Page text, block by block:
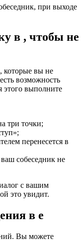
при выходе
в , чтобы не
которые вы не
возможность
этого выполните
три точки;
перенесется в
собеседник не
с вашим
это увидит.
в е
Вы можете